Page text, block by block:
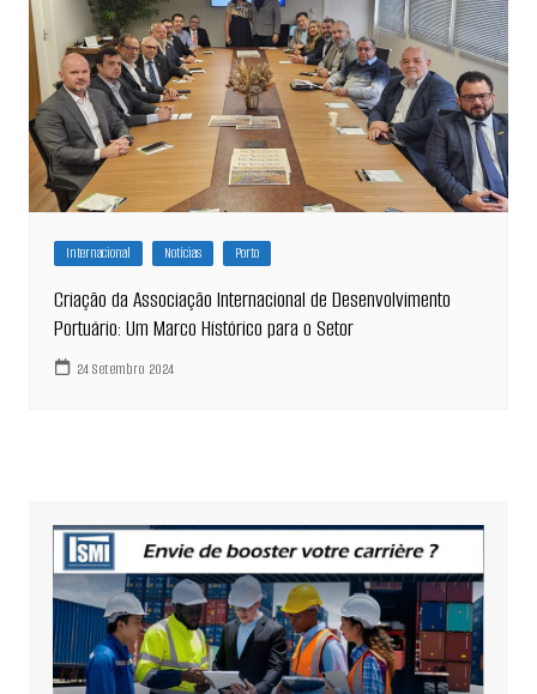
Internacional Notícias Porto
Criação da Associação Internacional de Desenvolvimento
Portuário: Um Marco Histórico para o Setor
24 Setembro 2024